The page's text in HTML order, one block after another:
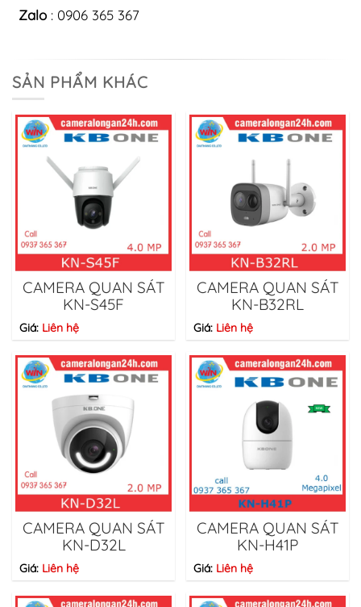
Zalo : 0906 365 367
SẢN PHẨM KHÁC
CAMERA QUAN SÁT
KN-S45F
Giá: Liên hệ
CAMERA QUAN SÁT
KN-B32RL
Giá: Liên hệ
CAMERA QUAN SÁT
KN-D32L
Giá: Liên hệ
CAMERA QUAN SÁT
KN-H41P
Giá: Liên hệ